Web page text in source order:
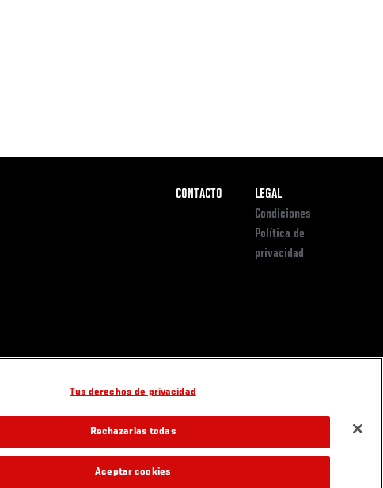
Pie
CONTACTO
LEGAL
Condiciones
Política de
privacidad
Tus derechos de privacidad
Rechazarlas todas
Aceptar cookies